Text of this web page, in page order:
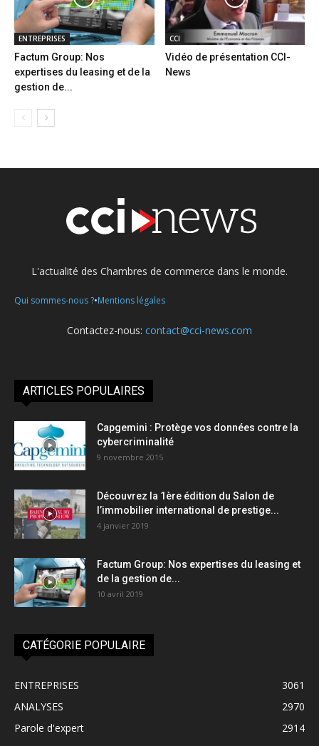
ENTREPRISES
Factum Group: Nos
expertises du leasing et de la
gestion de...
CCI
Vidéo de présentation CCI-
News
L'actualité des Chambres de commerce dans le monde.
Qui sommes-nous ?•Mentions légales
Contactez-nous: contact@cci-news.com
ARTICLES POPULAIRES
Capgemini : Protège vos données contre la
cybercriminalité
9 novembre 2015
Découvrez la 1ère édition du Salon de
l’immobilier international de prestige...
4 janvier 2019
Factum Group: Nos expertises du leasing et
de la gestion de...
10 avril 2019
CATÉGORIE POPULAIRE
ENTREPRISES
3061
ANALYSES
2970
Parole d'expert
2914